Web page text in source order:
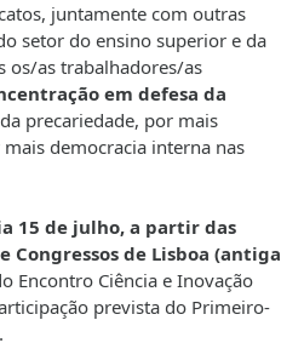
juntamente com outras
setor do ensino superior e da
os/as trabalhadores/as
em defesa da
precariedade, por mais
democracia interna nas
15 de julho, a partir das
Congressos de Lisboa (antiga
Encontro Ciência e Inovação
prevista do Primeiro-